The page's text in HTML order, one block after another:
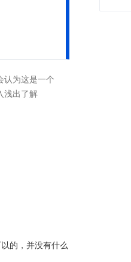
浅出了解
的，并没有什么